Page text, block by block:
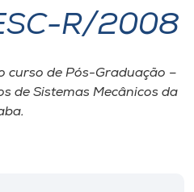
R/2008
curso de Pós-Graduação –
de Sistemas Mecânicos da